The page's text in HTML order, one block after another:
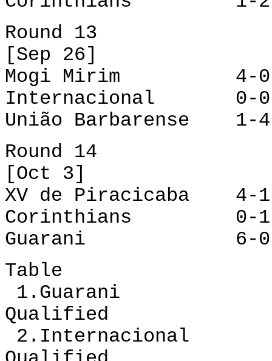
Round 13
[Sep 26]
Mogi Mirim 4-0
Internacional 0-0
União Barbarense
Round 14
[Oct 3]
XV de Piracicaba 4-
Corinthians 0-1
Guarani 6-0
Table
1.Guarani 12
Qualified
2.Internacional